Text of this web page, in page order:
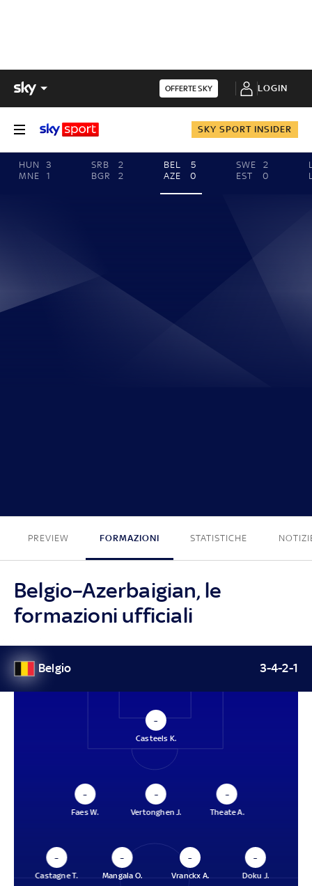
OFFERTE SKY LOGIN
SKY SPORT INSIDER
HUN
3
MNE
1
SRB
2
BGR
2
BEL
5
AZE
0
SWE
2
EST
0
PREVIEW FORMAZIONI STATISTICHE
Belgio–Azerbaigian, le
formazioni ufficiali
Belgio 3-4-2-1
–
Casteels K.
–
Faes W.
–
Vertonghen J.
–
Theate A.
–
Castagne T.
–
Mangala O.
–
Vranckx A.
–
Doku J.